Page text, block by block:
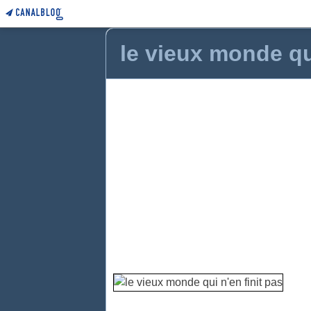
le vieux monde